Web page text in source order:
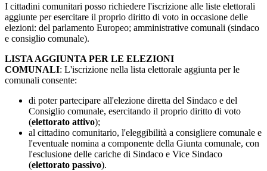
I cittadini comunitari posso richiedere l'iscrizione alle liste elettorali
aggiunte per esercitare il proprio diritto di voto in occasione delle
elezioni: del parlamento Europeo; amministrative comunali (sindaco
e consiglio comunale).
LISTA AGGIUNTA PER LE ELEZIONI
COMUNALI: L'iscrizione nella lista elettorale aggiunta per le
comunali consente:
di poter partecipare all'elezione diretta del Sindaco e del
Consiglio comunale, esercitando il proprio diritto di voto
(elettorato attivo);​​​​​​
al cittadino comunitario, l'eleggibilità a consigliere comunale e
l'eventuale nomina a componente della Giunta comunale, con
l'esclusione delle cariche di Sindaco e Vice Sindaco
(elettorato passivo).